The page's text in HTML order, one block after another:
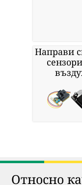
Направи
Относно